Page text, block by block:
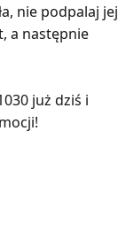
nie podpalaj jej
a następnie
już dziś i